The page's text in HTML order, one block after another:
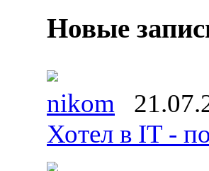
Новые
nikom
Хотел в IT -